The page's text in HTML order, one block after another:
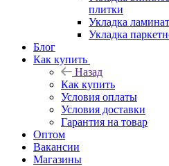
плитки
Укладка
Укладка
Блог
Как купить
Назад
Как купить
Условия оплаты
Условия доставки
Гарантия на товар
Оптом
Вакансии
Магазины